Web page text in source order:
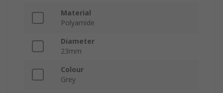
Material
Polyamide
Diameter
23mm
Colour
Grey